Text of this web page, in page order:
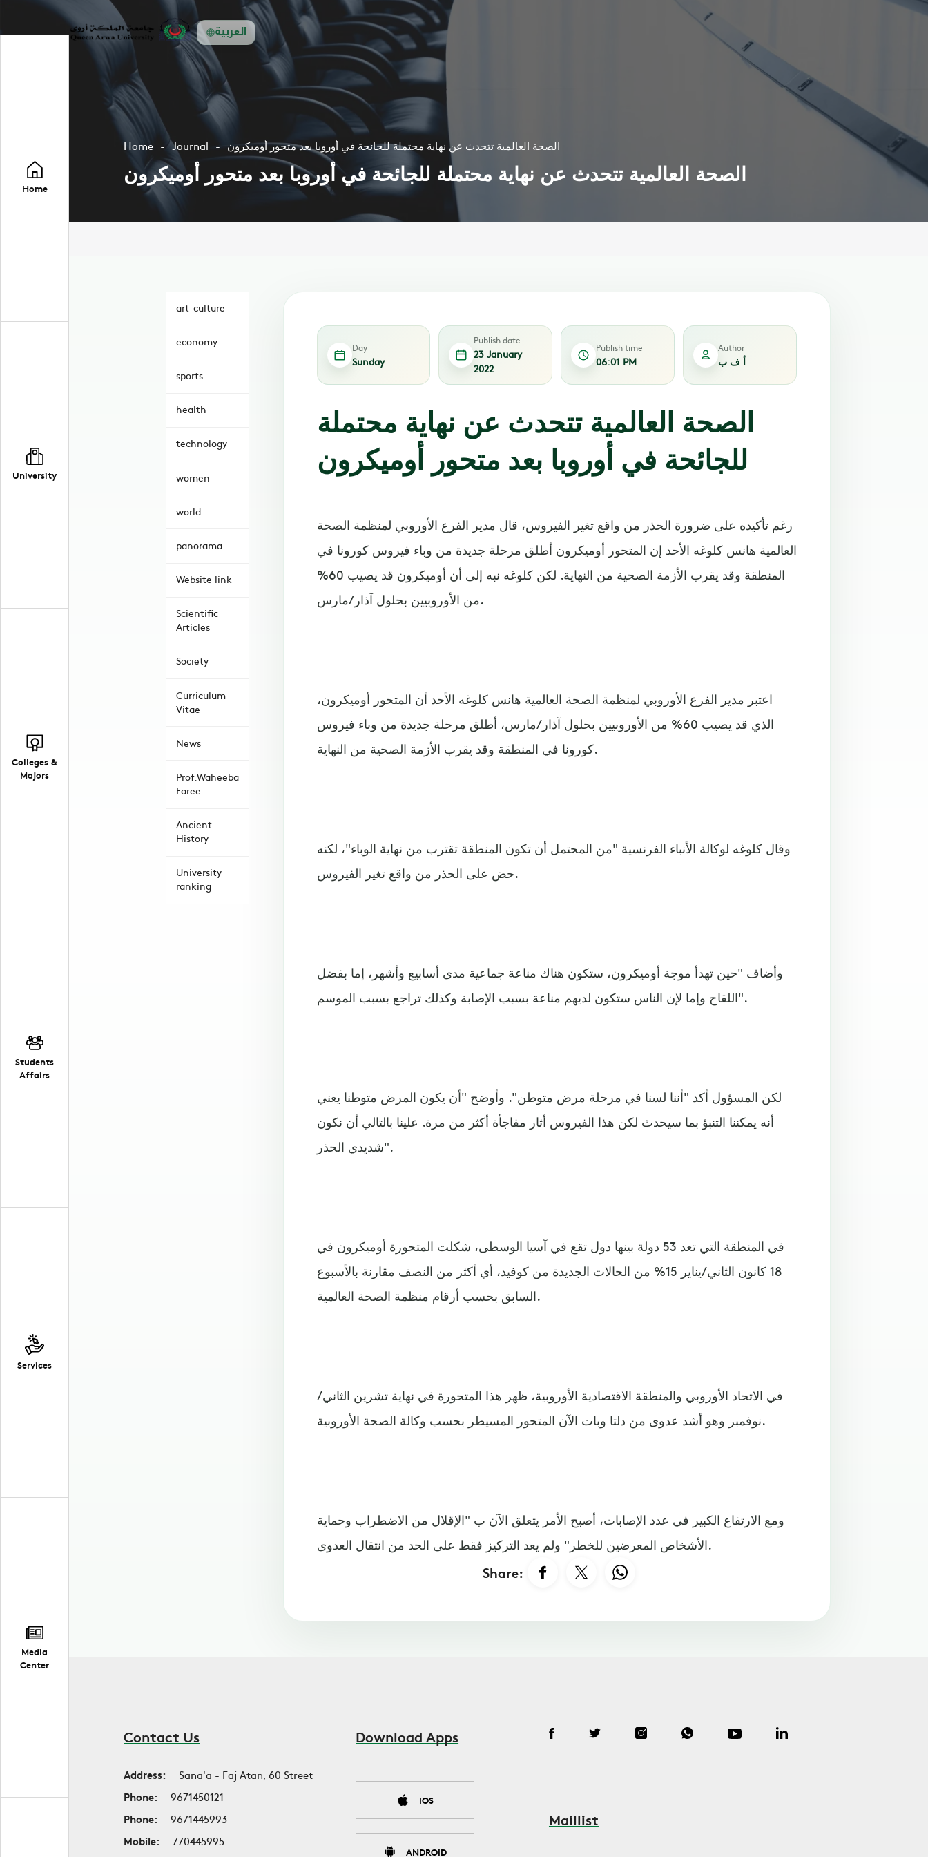
العربية
Home
University
Colleges &
Majors
Students
Affairs
Services
Media
Center
Home Journal الصحة العالمية تتحدث عن نهاية محتملة للجائحة في أوروبا بعد متحور أوميكرون
الصحة العالمية تتحدث عن نهاية محتملة للجائحة في أوروبا بعد متحور أوميكرون
art-culture
economy
sports
health
technology
women
world
panorama
Website link
Scientific
Articles
Society
Curriculum
Vitae
News
Prof.Waheeba
Faree
Ancient
History
University
ranking
Day
Sunday
Publish date
23 January
2022
Publish time
06:01 PM
Author
أ ف ب
الصحة العالمية تتحدث عن نهاية محتملة
للجائحة في أوروبا بعد متحور أوميكرون
رغم تأكيده على ضرورة الحذر من واقع تغير الفيروس، قال مدير الفرع الأوروبي لمنظمة الصحة
العالمية هانس كلوغه الأحد إن المتحور أوميكرون أطلق مرحلة جديدة من وباء فيروس كورونا في
المنطقة وقد يقرب الأزمة الصحية من النهاية. لكن كلوغه نبه إلى أن أوميكرون قد يصيب 60%
من الأوروبيين بحلول آذار/مارس.
اعتبر مدير الفرع الأوروبي لمنظمة الصحة العالمية هانس كلوغه الأحد أن المتحور أوميكرون،
الذي قد يصيب 60% من الأوروبيين بحلول آذار/مارس، أطلق مرحلة جديدة من وباء فيروس
كورونا في المنطقة وقد يقرب الأزمة الصحية من النهاية.
وقال كلوغه لوكالة الأنباء الفرنسية "من المحتمل أن تكون المنطقة تقترب من نهاية الوباء"، لكنه
حض على الحذر من واقع تغير الفيروس.
وأضاف "حين تهدأ موجة أوميكرون، ستكون هناك مناعة جماعية مدى أسابيع وأشهر، إما بفضل
اللقاح وإما لإن الناس ستكون لديهم مناعة بسبب الإصابة وكذلك تراجع بسبب الموسم".
لكن المسؤول أكد "أننا لسنا في مرحلة مرض متوطن". وأوضح "أن يكون المرض متوطنا يعني
أنه يمكننا التنبؤ بما سيحدث لكن هذا الفيروس أثار مفاجأة أكثر من مرة. علينا بالتالي أن نكون
شديدي الحذر".
في المنطقة التي تعد 53 دولة بينها دول تقع في آسيا الوسطى، شكلت المتحورة أوميكرون في
18 كانون الثاني/يناير 15% من الحالات الجديدة من كوفيد، أي أكثر من النصف مقارنة بالأسبوع
السابق بحسب أرقام منظمة الصحة العالمية.
في الاتحاد الأوروبي والمنطقة الاقتصادية الأوروبية، ظهر هذا المتحورة في نهاية تشرين الثاني/
نوفمبر وهو أشد عدوى من دلتا وبات الآن المتحور المسيطر بحسب وكالة الصحة الأوروبية.
ومع الارتفاع الكبير في عدد الإصابات، أصبح الأمر يتعلق الآن ب "الإقلال من الاضطراب وحماية
الأشخاص المعرضين للخطر" ولم يعد التركيز فقط على الحد من انتقال العدوى.
Share:
Contact Us
Address:
Sana'a - Faj Atan, 60 Street
Phone:
9671450121
Phone:
9671445993
Mobile:
770445995
Download Apps
IOS
ANDROID
Maillist